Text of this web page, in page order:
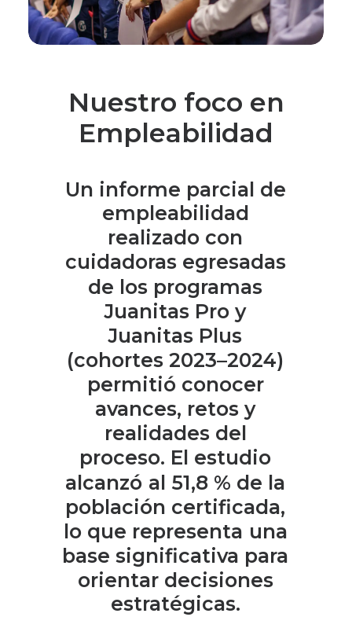
Nuestro foco en
Empleabilidad
Un informe parcial de
empleabilidad
realizado con
cuidadoras egresadas
de los programas
Juanitas Pro y
Juanitas Plus
(cohortes 2023–2024)
permitió conocer
avances, retos y
realidades del
proceso. El estudio
alcanzó al 51,8 % de la
población certificada,
lo que representa una
base significativa para
orientar decisiones
estratégicas.